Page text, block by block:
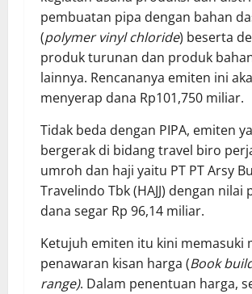
pembuatan pipa dengan bahan
(polymer vinyl chloride) beserta
produk turunan dan produk
lainnya. Rencananya emiten ini
menyerap dana Rp101,750 miliar.
Tidak beda dengan PIPA, emiten
bergerak di bidang travel biro
umroh dan haji yaitu PT PT Arsy
Travelindo Tbk (HAJJ) dengan nilai
dana segar Rp 96,14 miliar.
Ketujuh emiten itu kini memasuki
penawaran kisan harga (Book
range). Dalam penentuan harga,